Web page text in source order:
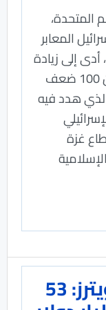
المتحدة،
المعابر
أدى إلى زيادة
أسعار المواد الغذائية أكثر من 100 ضعف
هدد فيه
غزة
رويترز: 53